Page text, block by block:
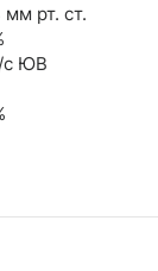
мм рт. ст.
с ЮВ